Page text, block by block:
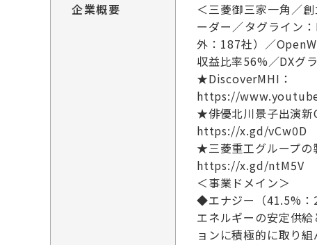
企業概要
＜三菱御三家一角／
ーダー／タグライン
外：187社）／
収益比率56%／DXグ
★DiscoverMHI：
https://
★俳優北川景子出演新
https://x.gd/vCw0D
★三菱重工グループの
https://x.gd/ntM5V
＜事業ドメイン＞
◆エナジー（41.5%：
エネルギーの安定供
ョンに積極的に取り組